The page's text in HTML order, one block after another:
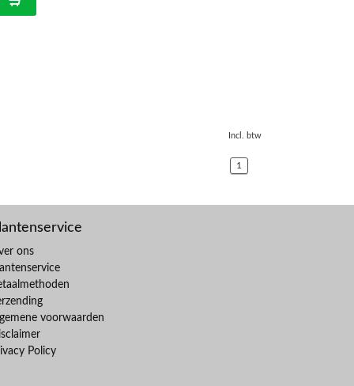
Incl. btw
1
ons
voorwaarden
Policy